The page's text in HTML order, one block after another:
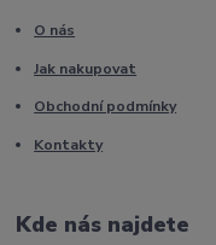
O nás
Jak nakupovat
Obchodní podmínky
Kontakty
Kde nás najdete